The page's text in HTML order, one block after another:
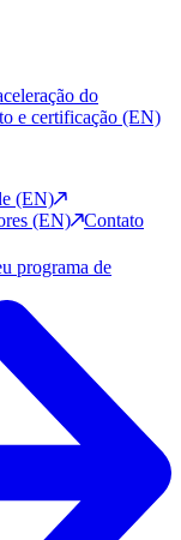
do
e certificação (EN)
(EN)
(EN) Contato
programa de